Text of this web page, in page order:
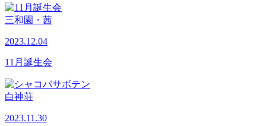
三和園・茜
2023.12.04
11月誕生会
白神荘
2023.11.30